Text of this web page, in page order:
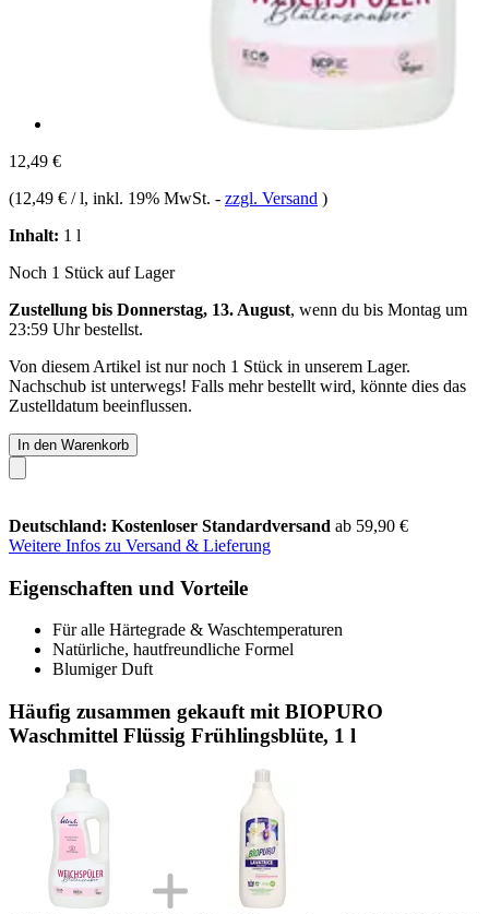
12,49 €
(12,49 € / l, inkl. 19% MwSt. - zzgl. Versand )
Inhalt: 1 l
Noch 1 Stück auf Lager
Zustellung bis Donnerstag, 13. August, wenn du bis Montag um
23:59 Uhrbestellst.
Von diesem Artikel ist nur noch 1 Stück in unserem Lager.
Nachschub ist unterwegs! Falls mehr bestellt wird, könnte dies das
Zustelldatum beeinflussen.
In den Warenkorb
Deutschland: Kostenloser Standardversand ab 59,90 €
Weitere Infos zu Versand & Lieferung
Eigenschaften und Vorteile
Für alle Härtegrade & Waschtemperaturen
Natürliche, hautfreundliche Formel
Blumiger Duft
Häufig zusammen gekauft mit BIOPURO
Waschmittel Flüssig Frühlingsblüte, 1 l